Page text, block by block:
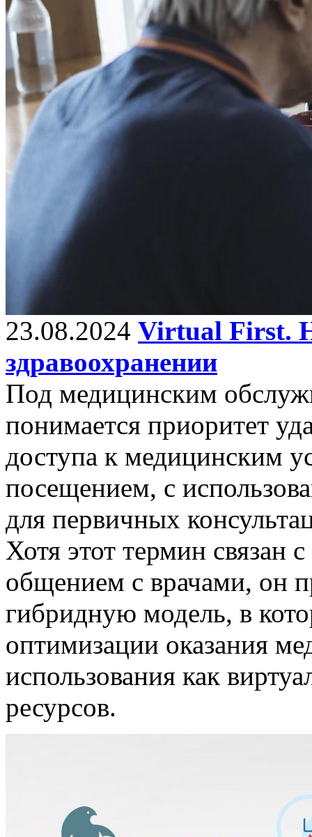
23.08.2024 Virtual First.
здравоохранении
Под медицинским
понимается приоритет
доступа к медицинским
посещением, с
для первичных
Хотя этот термин связан
общением с врачами, он
гибридную модель, в
оптимизации оказания
использования как
ресурсов.